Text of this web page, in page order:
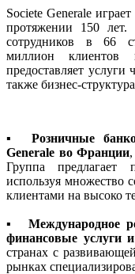
Societe Generale
протяжении 150 лет.
сотрудников в 66
миллион клиентов
предоставляет
также бизнес-
▪Розничные
Generale во Франции
Группа предлагает
используя множество
клиентами на высоко
▪ Международное
финансовые услуги и
странах с
рынках